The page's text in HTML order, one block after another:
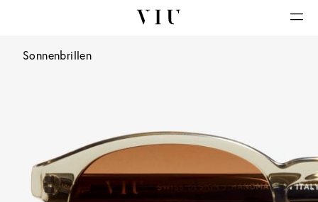
Sonnenbrillen